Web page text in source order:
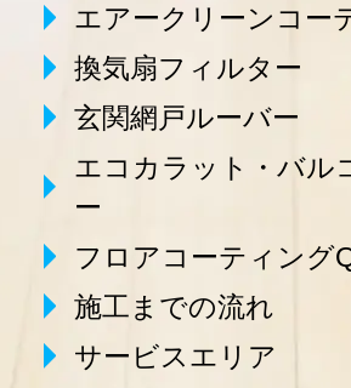
エアークリーンコー
換気扇フィルター
玄関網戸ルーバー
エコカラット・バル
ー
フロアコーティング
施工までの流れ
サービスエリア